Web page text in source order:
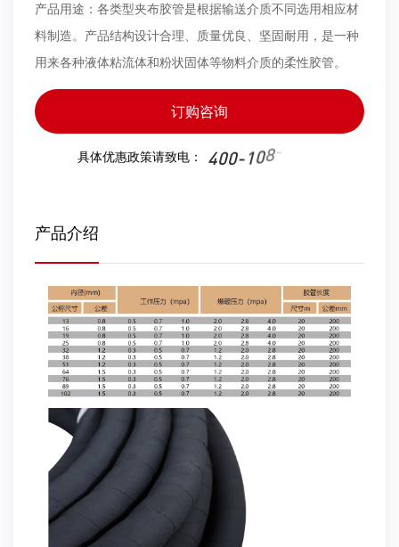
产品用途：各类型夹布胶管是根据输送介质不同选用相应材
料制造。产品结构设计合理、质量优良、坚固耐用，是一种
用来各种液体粘流体和粉状固体等物料介质的柔性胶管。
订购咨询
具体优惠政策请致电： 400- 108-
产品介绍